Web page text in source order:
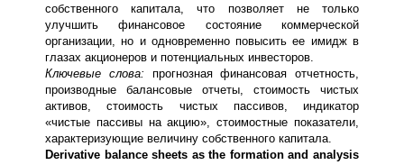
собственного капитала, что позволяет не только
улучшить финансовое состояние коммерческой
организации, но и одновременно повысить ее имидж в
глазах акционеров и потенциальных инвесторов.
Ключевые слова: прогнозная финансовая отчетность,
производные балансовые отчеты, стоимость чистых
активов, стоимость чистых пассивов, индикатор
«чистые пассивы на акцию», стоимостные показатели,
характеризующие величину собственного капитала.
Derivative balance sheets as the formation and analysis